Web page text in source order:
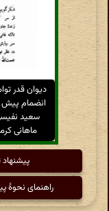
دیوان قدر
انضمام پیش
سعید
ماهانی
پیشنهاد
راهنمای نحوهٔ